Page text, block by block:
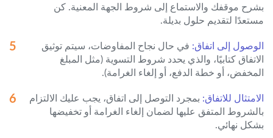
بشرح موقفك والاستماع إلى شروط الجهة المعنية. كن
مستعدًا لتقديم حلول بديلة.
الوصول إلى اتفاق: في حال نجاح المفاوضات، سيتم توثيق
الاتفاق كتابيًا، والذي يحدد شروط التسوية (مثل المبلغ
المخفض، أو خطة الدفع، أو إلغاء الغرامة).
الامتثال للاتفاق: بمجرد التوصل إلى اتفاق، يجب عليك الالتزام
بالشروط المتفق عليها لضمان إلغاء الغرامة أو تخفيضها
بشكل نهائي.